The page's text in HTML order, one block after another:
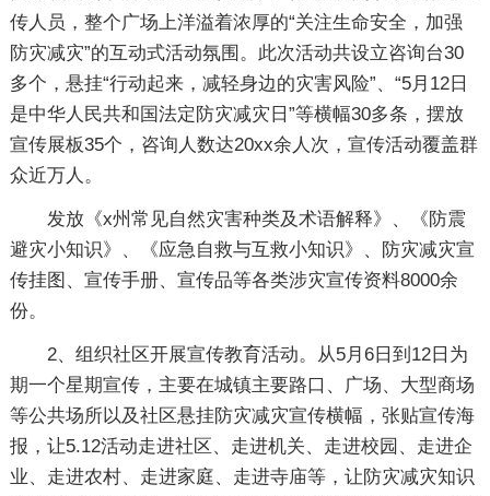
传人员，整个广场上洋溢着浓厚的“关注生命安全，加强
防灾减灾”的互动式活动氛围。此次活动共设立咨询台30
多个，悬挂“行动起来，减轻身边的灾害风险”、“5月12日
是中华人民共和国法定防灾减灾日”等横幅30多条，摆放
宣传展板35个，咨询人数达20xx余人次，宣传活动覆盖群
众近万人。
发放《x州常见自然灾害种类及术语解释》、《防震
避灾小知识》、《应急自救与互救小知识》、防灾减灾宣
传挂图、宣传手册、宣传品等各类涉灾宣传资料8000余
份。
2、组织社区开展宣传教育活动。从5月6日到12日为
期一个星期宣传，主要在城镇主要路口、广场、大型商场
等公共场所以及社区悬挂防灾减灾宣传横幅，张贴宣传海
报，让5.12活动走进社区、走进机关、走进校园、走进企
业、走进农村、走进家庭、走进寺庙等，让防灾减灾知识